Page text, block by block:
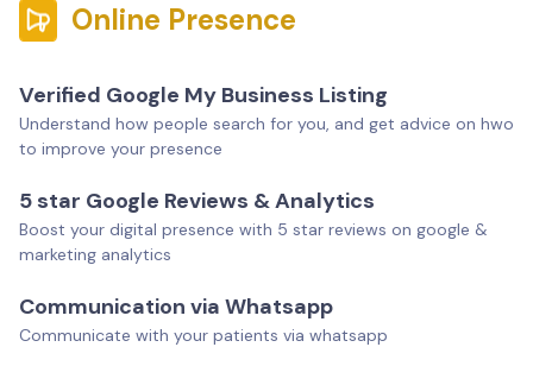
Online Presence
Verified Google My Business Listing
Understand how people search for you, and get advice on hwo
to improve your presence
5 star Google Reviews & Analytics
Boost your digital presence with 5 star reviews on google &
marketing analytics
Communication via Whatsapp
Communicate with your patients via whatsapp